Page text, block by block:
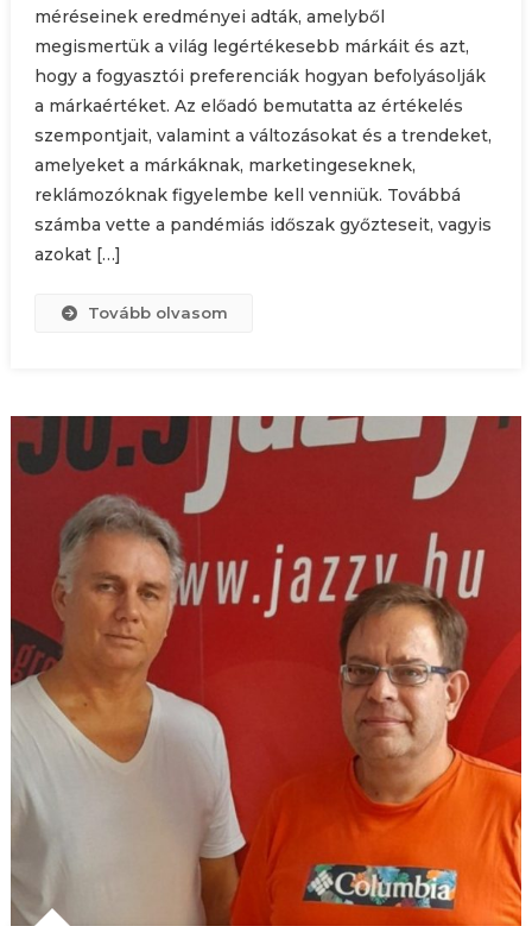
méréseinek eredményei adták, amelyből
megismertük a világ legértékesebb márkáit és azt,
hogy a fogyasztói preferenciák hogyan befolyásolják
a márkaértéket. Az előadó bemutatta az értékelés
szempontjait, valamint a változásokat és a trendeket,
amelyeket a márkáknak, marketingeseknek,
reklámozóknak figyelembe kell venniük. Továbbá
számba vette a pandémiás időszak győzteseit, vagyis
azokat […]
Tovább olvasom